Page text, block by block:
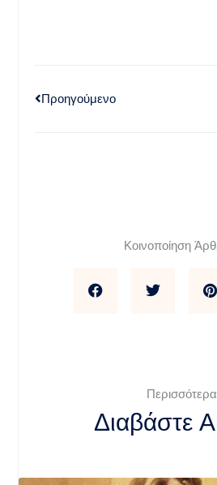
Προηγούμενο
Κοινοποίηση
Περισσότερα
Διαβάστε